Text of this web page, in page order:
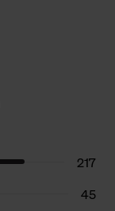
217
45